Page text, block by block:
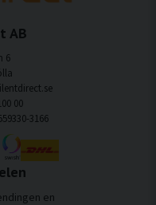
AB
6
00
3166
en